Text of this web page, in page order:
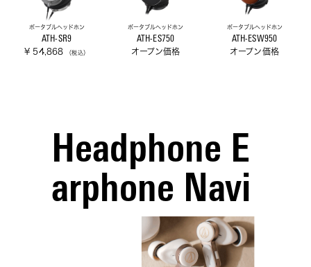
ポータブルヘッドホン
ATH-SR9
¥ 54,868 （税込）
ポータブルヘッドホン
ATH-ES750
オープン価格
ポータブルヘッドホン
ATH-ESW950
オープン価格
Headphone E
arphone Navi